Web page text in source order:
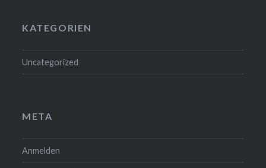
KATEGORIEN
Uncategorized
META
Anmelden